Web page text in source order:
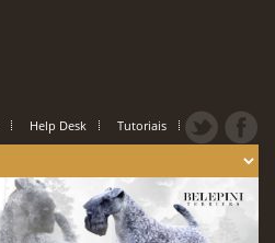
Help Desk Tutoriais